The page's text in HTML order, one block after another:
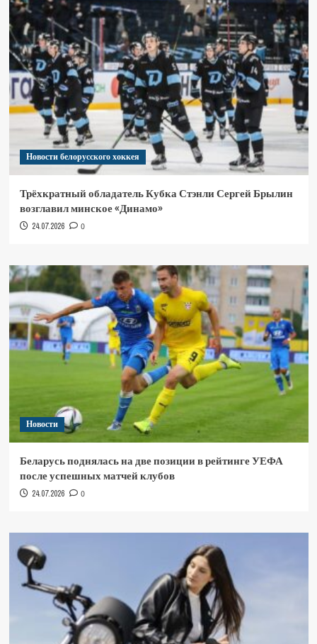
Новости белорусского хоккея
Трёхкратный обладатель Кубка Стэнли Сергей Брылин
возглавил минское «Динамо»
24.07.2026 0
Новости
Беларусь поднялась на две позиции в рейтинге УЕФА
после успешных матчей клубов
24.07.2026 0